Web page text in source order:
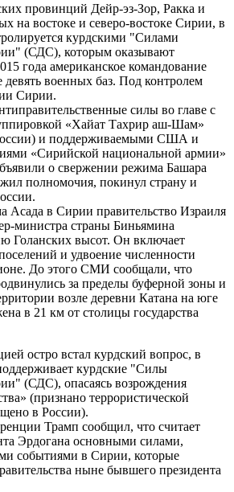
провинций Дейр-эз-Зор, Ракка и
на востоке и северо-востоке Сирии, в
курдскими "Силами
(СДС), которым оказывают
года американское командование
девять военных баз. Под контролем
Сирии.
силы во главе с
«Хайат Тахрир аш-Шам»
и поддерживаемыми США и
«Сирийской национальной армии»
о свержении режима Башара
полномочия, покинул страну и
Асада в Сирии правительство Израиля
министра страны Биньямина
Голанских высот. Он включает
и удвоение численности
До этого СМИ сообщали, что
за пределы буферной зоны и
возле деревни Катана на юге
в 21 км от столицы государства
остро встал курдский вопрос, в
курдские "Силы
(СДС), опасаясь возрождения
(признано террористической
в России).
Трамп сообщил, что считает
Эрдогана основными силами,
событиями в Сирии, которые
ныне бывшего президента